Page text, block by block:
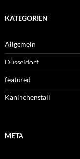
KATEGORIEN
Allgemein
Düsseldorf
featured
Kaninchenstall
META